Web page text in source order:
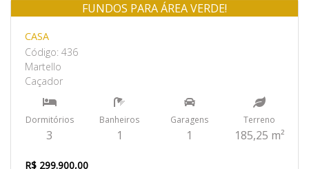
Venda
FUNDOS PARA ÁREA VERDE!
CASA
Código: 436
Martello
Caçador
Dormitórios
3
Banheiros
1
Garagens
1
Terreno
185,25 m²
R$ 299.900,00